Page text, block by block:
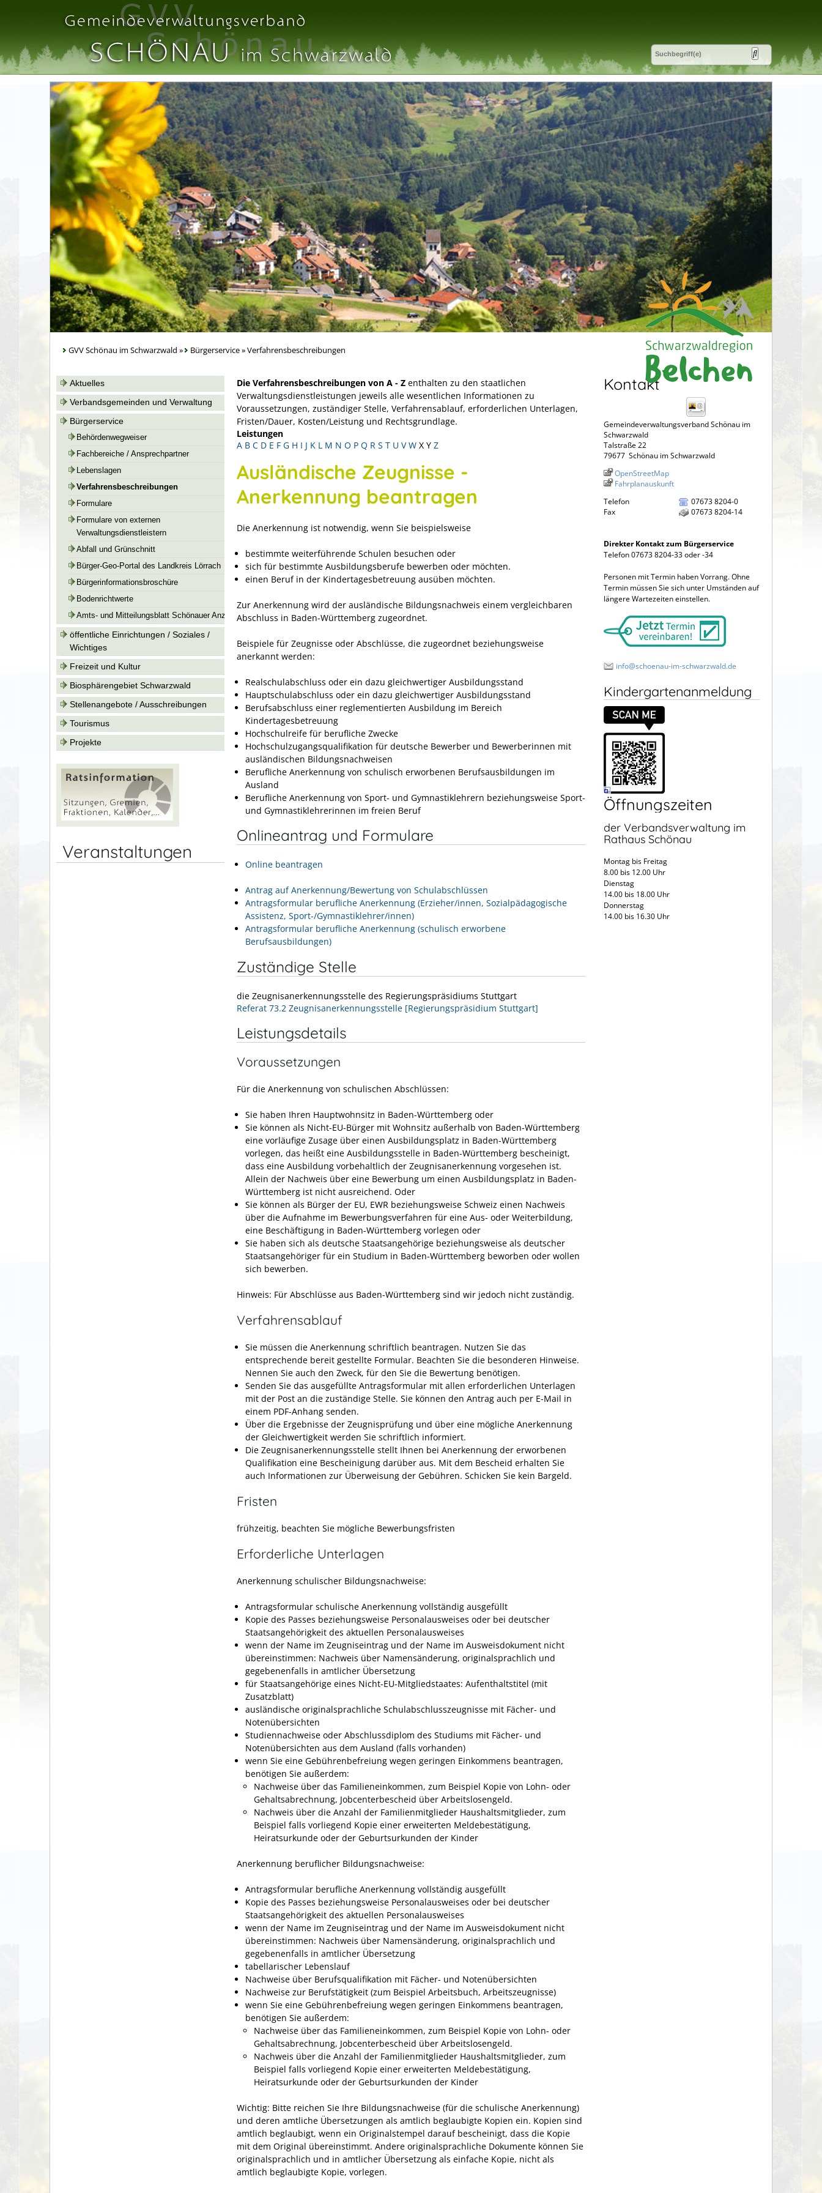
GVV Schönau im Schwarzwald » Bürgerservice»Verfahrensbeschreibungen
Aktuelles
Verbandsgemeinden und Verwaltung
Bürgerservice
Behördenwegweiser
Fachbereiche / Ansprechpartner
Lebenslagen
Verfahrensbeschreibungen
Formulare
Formulare von externen
Verwaltungsdienstleistern
Abfall und Grünschnitt
Bürger-Geo-Portal des Landkreis Lörrach
Bürgerinformationsbroschüre
Bodenrichtwerte
Amts- und Mitteilungsblatt Schönauer Anzeiger
öffentliche Einrichtungen / Soziales /
Wichtiges
Freizeit und Kultur
Biosphärengebiet Schwarzwald
Stellenangebote / Ausschreibungen
Tourismus
Projekte
Veranstaltungen
Die Verfahrensbeschreibungen von A - Z enthalten zu den staatlichen
Verwaltungsdienstleistungen jeweils alle wesentlichen Informationen zu
Voraussetzungen, zuständiger Stelle, Verfahrensablauf, erforderlichen Unterlagen,
Fristen/Dauer, Kosten/Leistung und Rechtsgrundlage.
Leistungen
A B C D E F G H I J K L M N O P Q R S T U V W X Y Z
Ausländische Zeugnisse -
Anerkennung beantragen
Die Anerkennung ist notwendig, wenn Sie beispielsweise
bestimmte weiterführende Schulen besuchen oder
sich für bestimmte Ausbildungsberufe bewerben oder möchten.
einen Beruf in der Kindertagesbetreuung ausüben möchten.
Zur Anerkennung wird der ausländische Bildungsnachweis einem vergleichbaren
Abschluss in Baden-Württemberg zugeordnet.
Beispiele für Zeugnisse oder Abschlüsse, die zugeordnet beziehungsweise
anerkannt werden:
Realschulabschluss oder ein dazu gleichwertiger Ausbildungsstand
Hauptschulabschluss oder ein dazu gleichwertiger Ausbildungsstand
Berufsabschluss einer reglementierten Ausbildung im Bereich
Kindertagesbetreuung
Hochschulreife für berufliche Zwecke
Hochschulzugangsqualifikation für deutsche Bewerber und Bewerberinnen mit
ausländischen Bildungsnachweisen
Berufliche Anerkennung von schulisch erworbenen Berufsausbildungen im
Ausland
Berufliche Anerkennung von Sport- und Gymnastiklehrern beziehungsweise Sport-
und Gymnastiklehrerinnen im freien Beruf
Onlineantrag und Formulare
Online beantragen
Antrag auf Anerkennung/Bewertung von Schulabschlüssen
Antragsformular berufliche Anerkennung (Erzieher/innen, Sozialpädagogische
Assistenz, Sport-/Gymnastiklehrer/innen)
Antragsformular berufliche Anerkennung (schulisch erworbene
Berufsausbildungen)
Zuständige Stelle
die Zeugnisanerkennungsstelle des Regierungspräsidiums Stuttgart
Referat 73.2 Zeugnisanerkennungsstelle [Regierungspräsidium Stuttgart]
Leistungsdetails
Voraussetzungen
Für die Anerkennung von schulischen Abschlüssen:
Sie haben Ihren Hauptwohnsitz in Baden-Württemberg oder
Sie können als Nicht-EU-Bürger mit Wohnsitz außerhalb von Baden-Württemberg
eine vorläufige Zusage über einen Ausbildungsplatz in Baden-Württemberg
vorlegen, das heißt eine Ausbildungsstelle in Baden-Württemberg bescheinigt,
dass eine Ausbildung vorbehaltlich der Zeugnisanerkennung vorgesehen ist.
Allein der Nachweis über eine Bewerbung um einen Ausbildungsplatz in Baden-
Württemberg ist nicht ausreichend. Oder
Sie können als Bürger der EU, EWR beziehungsweise Schweiz einen Nachweis
über die Aufnahme im Bewerbungsverfahren für eine Aus- oder Weiterbildung,
eine Beschäftigung in Baden-Württemberg vorlegen oder
Sie haben sich als deutsche Staatsangehörige beziehungsweise als deutscher
Staatsangehöriger für ein Studium in Baden-Württemberg beworben oder wollen
sich bewerben.
Hinweis: Für Abschlüsse aus Baden-Württemberg sind wir jedoch nicht zuständig.
Verfahrensablauf
Sie müssen die Anerkennung schriftlich beantragen. Nutzen Sie das
entsprechende bereit gestellte Formular. Beachten Sie die besonderen Hinweise.
Nennen Sie auch den Zweck, für den Sie die Bewertung benötigen.
Senden Sie das ausgefüllte Antragsformular mit allen erforderlichen Unterlagen
mit der Post an die zuständige Stelle. Sie können den Antrag auch per E-Mail in
einem PDF-Anhang senden.
Über die Ergebnisse der Zeugnisprüfung und über eine mögliche Anerkennung
der Gleichwertigkeit werden Sie schriftlich informiert.
Die Zeugnisanerkennungsstelle stellt Ihnen bei Anerkennung der erworbenen
Qualifikation eine Bescheinigung darüber aus. Mit dem Bescheid erhalten Sie
auch Informationen zur Überweisung der Gebühren. Schicken Sie kein Bargeld.
Fristen
frühzeitig, beachten Sie mögliche Bewerbungsfristen
Erforderliche Unterlagen
Anerkennung schulischer Bildungsnachweise:
Antragsformular schulische Anerkennung vollständig ausgefüllt
Kopie des Passes beziehungsweise Personalausweises oder bei deutscher
Staatsangehörigkeit des aktuellen Personalausweises
wenn der Name im Zeugniseintrag und der Name im Ausweisdokument nicht
übereinstimmen: Nachweis über Namensänderung, originalsprachlich und
gegebenenfalls in amtlicher Übersetzung
für Staatsangehörige eines Nicht-EU-Mitgliedstaates: Aufenthaltstitel (mit
Zusatzblatt)
ausländische originalsprachliche Schulabschlusszeugnisse mit Fächer- und
Notenübersichten
Studiennachweise oder Abschlussdiplom des Studiums mit Fächer- und
Notenübersichten aus dem Ausland (falls vorhanden)
wenn Sie eine Gebührenbefreiung wegen geringen Einkommens beantragen,
benötigen Sie außerdem:
Nachweise über das Familieneinkommen, zum Beispiel Kopie von Lohn- oder
Gehaltsabrechnung, Jobcenterbescheid über Arbeitslosengeld.
Nachweis über die Anzahl der Familienmitglieder Haushaltsmitglieder, zum
Beispiel falls vorliegend Kopie einer erweiterten Meldebestätigung,
Heiratsurkunde oder der Geburtsurkunden der Kinder
Anerkennung beruflicher Bildungsnachweise:
Antragsformular berufliche Anerkennung vollständig ausgefüllt
Kopie des Passes beziehungsweise Personalausweises oder bei deutscher
Staatsangehörigkeit des aktuellen Personalausweises
wenn der Name im Zeugniseintrag und der Name im Ausweisdokument nicht
übereinstimmen: Nachweis über Namensänderung, originalsprachlich und
gegebenenfalls in amtlicher Übersetzung
tabellarischer Lebenslauf
Nachweise über Berufsqualifikation mit Fächer- und Notenübersichten
Nachweise zur Berufstätigkeit (zum Beispiel Arbeitsbuch, Arbeitszeugnisse)
wenn Sie eine Gebührenbefreiung wegen geringen Einkommens beantragen,
benötigen Sie außerdem:
Nachweise über das Familieneinkommen, zum Beispiel Kopie von Lohn- oder
Gehaltsabrechnung, Jobcenterbescheid über Arbeitslosengeld.
Nachweis über die Anzahl der Familienmitglieder Haushaltsmitglieder, zum
Beispiel falls vorliegend Kopie einer erweiterten Meldebestätigung,
Heiratsurkunde oder der Geburtsurkunden der Kinder
Wichtig: Bitte reichen Sie Ihre Bildungsnachweise (für die schulische Anerkennung)
und deren amtliche Übersetzungen als amtlich beglaubigte Kopien ein. Kopien sind
amtlich beglaubigt, wenn ein Originalstempel darauf bescheinigt, dass die Kopie
mit dem Original übereinstimmt. Andere originalsprachliche Dokumente können Sie
originalsprachlich und in amtlicher Übersetzung als einfache Kopie, nicht als
amtlich beglaubigte Kopie, vorlegen.
Kontakt
Gemeindeverwaltungsverband Schönau im
Schwarzwald
Talstraße 22
79677 Schönau im Schwarzwald
OpenStreetMap
Fahrplanauskunft
Telefon
07673 8204-0
Fax
07673 8204-14
Direkter Kontakt zum Bürgerservice
Telefon 07673 8204-33 oder -34
Personen mit Termin haben Vorrang. Ohne
Termin müssen Sie sich unter Umständen auf
längere Wartezeiten einstellen.
info@schoenau-im-schwarzwald.de
Kindergartenanmeldung
Öffnungszeiten
der Verbandsverwaltung im
Rathaus Schönau
Montag bis Freitag
8.00 bis 12.00 Uhr
Dienstag
14.00 bis 18.00 Uhr
Donnerstag
14.00 bis 16.30 Uhr